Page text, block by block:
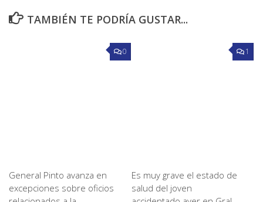
TAMBIÉN TE PODRÍA GUSTAR...
0
General Pinto avanza en
excepciones sobre oficios
1
Es muy grave el estado de
salud del joven